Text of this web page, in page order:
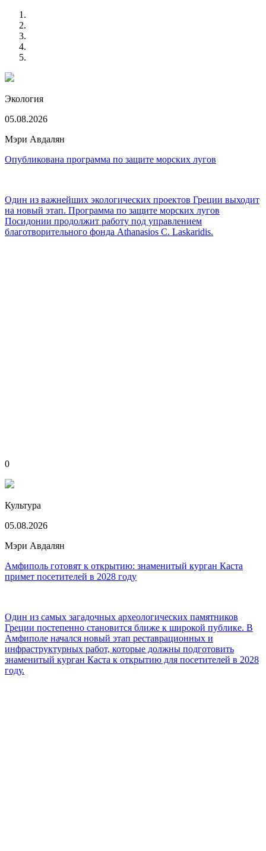
Экология
05.08.2026
Мэри Авдалян
Опубликована программа по защите морских лугов
Один из важнейших экологических проектов Греции выходит
на новый этап. Программа по защите морских лугов
Посидонии продолжит работу под управлением
благотворительного фонда Athanasios C. Laskaridis.
0
Культура
05.08.2026
Мэри Авдалян
Амфиполь готовят к открытию: знаменитый курган Каста
примет посетителей в 2028 году
Один из самых загадочных археологических памятников
Греции постепенно становится ближе к широкой публике. В
Амфиполе начался новый этап реставрационных и
инфраструктурных работ, которые должны подготовить
знаменитый курган Каста к открытию для посетителей в 2028
году.